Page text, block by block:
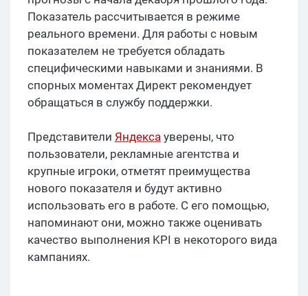
Показатель рассчитывается в режиме
реального времени. Для работы с новым
показателем не требуется обладать
специфическими навыками и знаниями. В
спорных моментах Директ рекомендует
обращаться в службу поддержки.
Представители Яндекса уверены, что
пользователи, рекламные агентства и
крупные игроки, отметят преимущества
нового показателя и будут активно
использовать его в работе. С его помощью,
напоминают они, можно также оценивать
качество выполнения KPI в некоторого вида
кампаниях.